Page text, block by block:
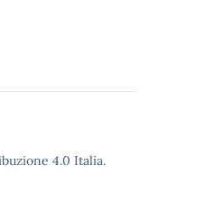
4.0 Italia.